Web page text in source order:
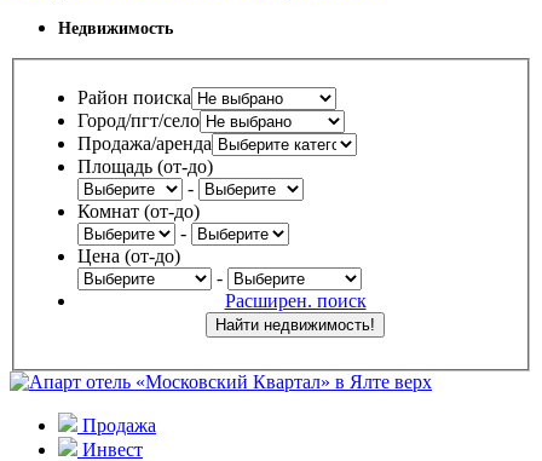
Недвижимость
Район поиска
Город/пгт/село
Продажа/аренда
Площадь (от-до)
-
Комнат (от-до)
-
Цена (от-до)
-
Расширен. поиск
Продажа
Инвест